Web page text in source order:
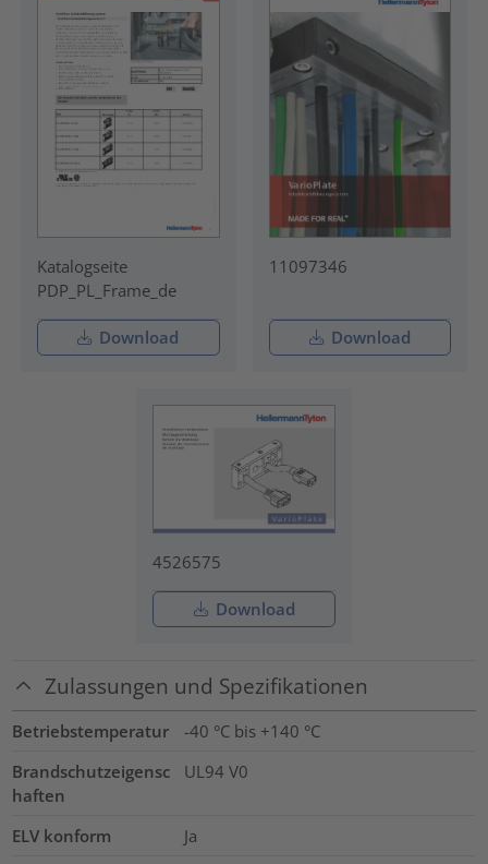
Katalogseite
PDP_PL_Frame_de
Download
11097346
Download
4526575
Download
Zulassungen und Spezifikationen
Betriebstemperatur
-40 °C bis +140 °C
Brandschutzeigensc
haften
UL94 V0
ELV konform
Ja